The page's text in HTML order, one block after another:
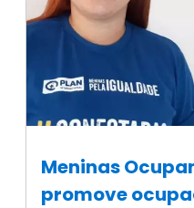
Meninas
promove